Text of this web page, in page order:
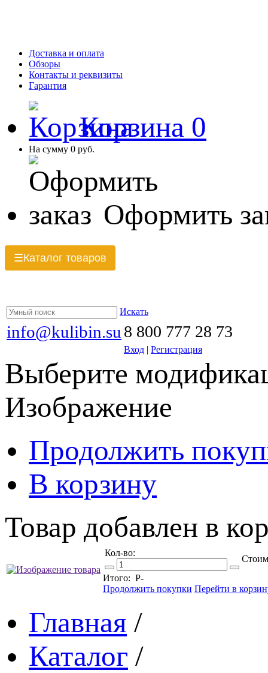
Доставка и оплата
Обзоры
Контакты и реквизиты
Гарантия
Корзина 0
На сумму 0 руб.
Оформить
☰Каталог товаров
Искать
info@kulibin.su 8 800 777 28 73
Вход | Регистрация
Выберите
Изображение
Продолжить
В корзину
Товар добавлен в
Кол-во:
Итого: Р-
Продолжить покупки Перейти в
Главная /
Каталог /